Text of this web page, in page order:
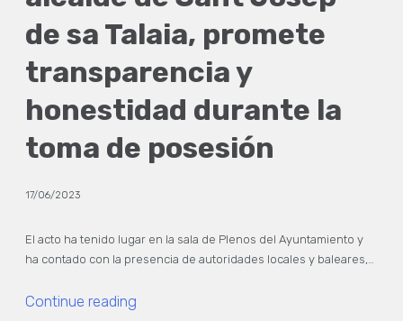
de sa Talaia, promete
transparencia y
honestidad durante la
toma de posesión
17/06/2023
El acto ha tenido lugar en la sala de Plenos del Ayuntamiento y
ha contado con la presencia de autoridades locales y baleares,…
Continue reading